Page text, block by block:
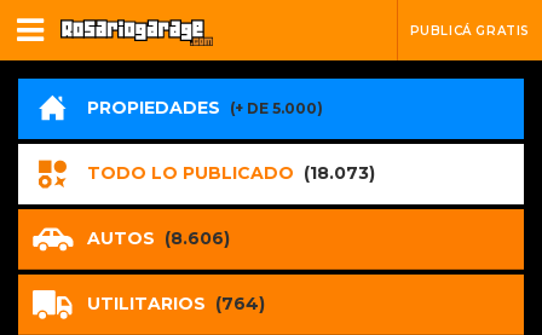
PUBLICÁ GRATIS
PROPIEDADES (+ DE 5.000)
TODO LO PUBLICADO (18.073)
AUTOS (8.606)
UTILITARIOS (764)